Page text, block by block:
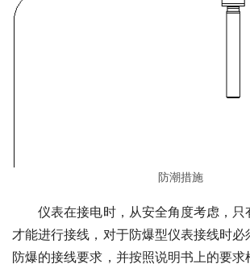
防潮措施
仪表在接电时，从安全角度考虑，只
才能进行接线，对于防爆型仪表接线时必
防爆的接线要求，并按照说明书上的要